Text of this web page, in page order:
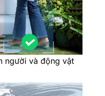
người và động vật